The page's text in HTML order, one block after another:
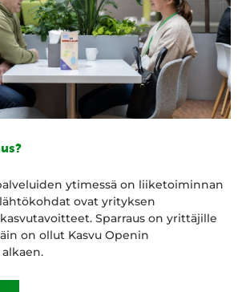
ytimessä on liiketoiminnan
ovat yrityksen
Sparraus on yrittäjille
on ollut Kasvu Openin